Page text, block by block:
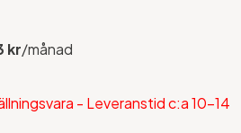
kr/månad
- Leveranstid c:a 10-14